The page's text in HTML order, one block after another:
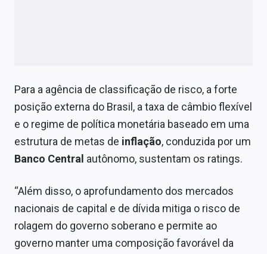
Para a agência de classificação de risco, a forte
posição externa do Brasil, a taxa de câmbio flexível
e o regime de política monetária baseado em uma
estrutura de metas de inflação, conduzida por um
Banco Central autônomo, sustentam os ratings.
“Além disso, o aprofundamento dos mercados
nacionais de capital e de dívida mitiga o risco de
rolagem do governo soberano e permite ao
governo manter uma composição favorável da